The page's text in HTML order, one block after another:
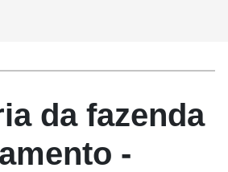
da fazenda
-